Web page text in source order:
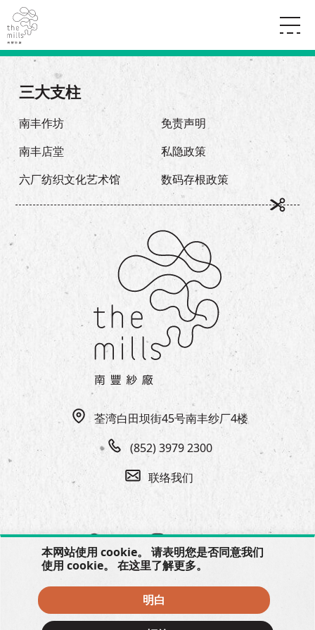
本网站使用 cookie。 请表明您是否同意我们
使用 cookie。 在这里了解更多。
明白
关于南丰纱厂
愿景
三大支柱
媒体中心
联络我们
南丰店堂
店堂指南
商店
活动场地
活动世界之約
展覽
走进南丰纱厂
体验
景点
活化与保育
走进南丰纱厂
其他體驗
开放时间及位置
穿梭巴士服务
荃湾白田坝街45号南丰纱厂4楼
(852) 3979 2300
联络我们
三大支柱
南丰作坊
南丰店堂
六厂纺织文化艺术馆
免责声明
私隐政策
数码存根政策
© 2026 The Mills, all rights reserved.